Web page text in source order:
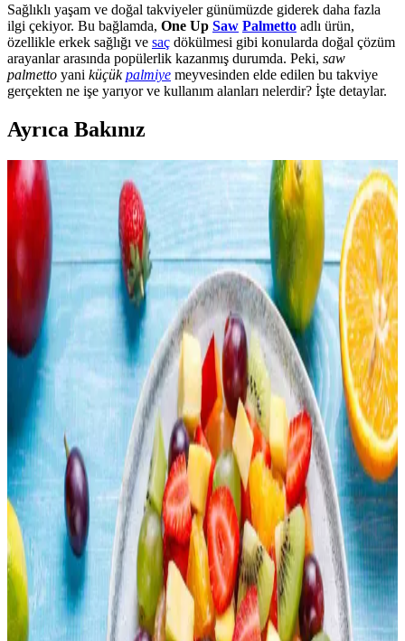
Sağlıklı yaşam ve doğal takviyeler günümüzde giderek daha fazla
ilgi çekiyor. Bu bağlamda, One Up Saw Palmetto adlı ürün,
özellikle erkek sağlığı ve saç dökülmesi gibi konularda doğal çözüm
arayanlar arasında popülerlik kazanmış durumda. Peki, saw
palmetto yani küçükpalmiye meyvesinden elde edilen bu takviye
gerçekten ne işe yarıyor ve kullanım alanları nelerdir? İşte detaylar.
Ayrıca Bakınız
Evde Sağlıklı ve Ekonomik Smoothie Hazırlama
Yöntemleri ve Tarifleri
Evde smoothie hazırlamak, ekonomik ve besleyici öğünler sunar.
Doğru malzeme seçimi, besin değeri dengesi ve çevre dostu
uygulamalarla sağlıklı içecekler oluşturabilirsiniz.
Otomatik Kedi Kumu Kabı: Zaman Tasarrufu ve
Hijyen Sağlayan Pratik Çözüm
Otomatik kedi kumu kabı, zaman tasarrufu ve hijyen sunarak kedi
sahiplerinin günlük yükünü azaltır. Cihaz seçimi ve bakımına dikkat
edilmelidir. Tasarruf, maddi ve zihinsel sağlık açısından önemlidir.
Çocuk Dostu ve Pratik Taşınabilir Öğünlerle
Dışarıda Yemek Alışkanlığını Azaltma Yöntemleri
Dışarıda yemek yeme alışkanlığını azaltmak için çocuk dostu, pratik
ve taşınabilir öğünler hazırlamak önemlidir. Sandviçler, pizza
ruloları, makarna salataları gibi seçenekler ekonomik ve sağlıklı
alternatifler sunar.
Lahana Nasıl Değerlendirilir? Pişirme Yöntemleri ve
Geleneksel Tarifler
Lahana, ızgara, sote, haşlama, turşu ve dolma gibi çeşitli yöntemlerle